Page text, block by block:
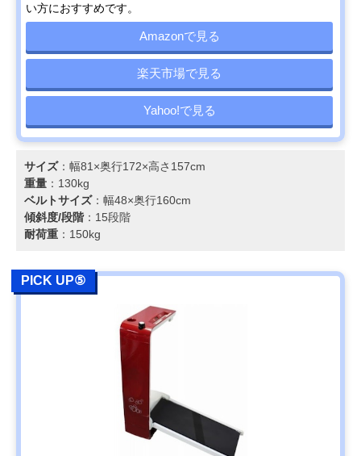
い方におすすめです。
Amazonで見る
楽天市場で見る
Yahoo!で見る
サイズ：幅81×奥行172×高さ157cm
重量 ：130kg
ベルトサイズ：幅48×奥行160cm
傾斜度/段階：15段階
耐荷重 ：150kg
PICK UP⑤